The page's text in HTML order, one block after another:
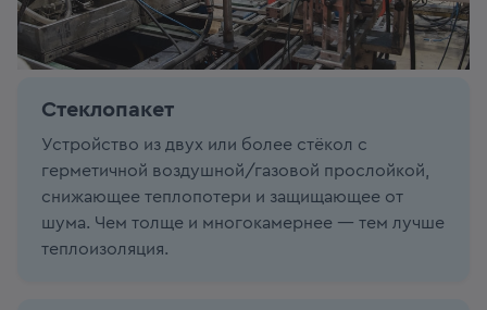
Стеклопакет
Устройство из двух или более стёкол с
герметичной воздушной/газовой прослойкой,
снижающее теплопотери и защищающее от
шума. Чем толще и многокамернее — тем лучше
теплоизоляция.